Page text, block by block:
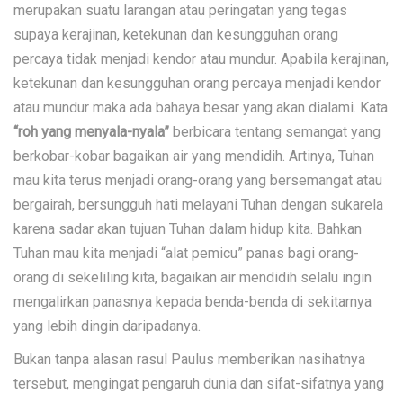
merupakan suatu larangan atau peringatan yang tegas
supaya kerajinan, ketekunan dan kesungguhan orang
percaya tidak menjadi kendor atau mundur. Apabila kerajinan,
ketekunan dan kesungguhan orang percaya menjadi kendor
atau mundur maka ada bahaya besar yang akan dialami. Kata
“roh yang menyala-nyala” berbicara tentang semangat yang
berkobar-kobar bagaikan air yang mendidih. Artinya, Tuhan
mau kita terus menjadi orang-orang yang bersemangat atau
bergairah, bersungguh hati melayani Tuhan dengan sukarela
karena sadar akan tujuan Tuhan dalam hidup kita. Bahkan
Tuhan mau kita menjadi “alat pemicu” panas bagi orang-
orang di sekeliling kita, bagaikan air mendidih selalu ingin
mengalirkan panasnya kepada benda-benda di sekitarnya
yang lebih dingin daripadanya.
Bukan tanpa alasan rasul Paulus memberikan nasihatnya
tersebut, mengingat pengaruh dunia dan sifat-sifatnya yang